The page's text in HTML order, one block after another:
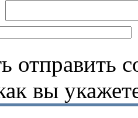
отправить
вы